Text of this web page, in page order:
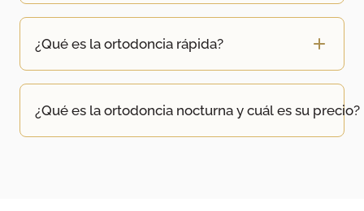
¿Qué es la ortodoncia rápida?
¿Qué es la ortodoncia nocturna y cuál es su precio?